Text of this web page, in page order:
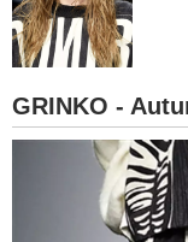
SESSO
GRINKO -